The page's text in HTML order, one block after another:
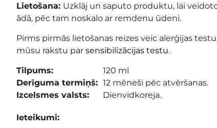
Lietošana: Uzklāj un saputo produktu, lai
ādā, pēc tam noskalo ar remdenu ūdeni.
Pirms pirmās lietošanas reizes veic alerģijas
mūsu rakstu par sensibilizācijas testu.
Tilpums:
120 ml
Derīguma termiņš: 12 mēneši pēc atvēršanas.
Izcelsmes valsts:
Dienvidkoreja.
Ieteikumi: